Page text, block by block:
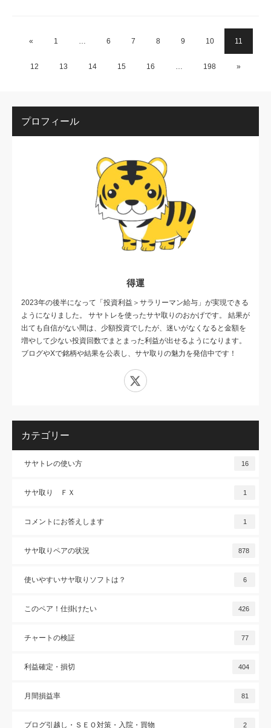
« 1 6 7 8 9 10 11
12 13 14 15 16 198 »
プロフィール
得運
2023年の後半になって「投資利益＞サラリーマン給与」が実現できる
ようになりました。 サヤトレを使ったサヤ取りのおかげです。 結果が
出ても自信がない間は、少額投資でしたが、迷いがなくなると金額を
増やして少ない投資回数でまとまった利益が出せるようになります。
ブログやXで銘柄や結果を公表し、サヤ取りの魅力を発信中です！
カテゴリー
サヤトレの使い方 16
サヤ取り ＦＸ 1
コメントにお答えします 1
サヤ取りペアの状況 878
使いやすいサヤ取りソフトは？ 6
このペア！仕掛けたい 426
チャートの検証 77
利益確定・損切 404
月間損益率 81
ブログ引越し・ＳＥＯ対策・入院・買物 2